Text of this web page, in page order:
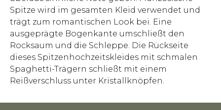
Spitze wird im gesamten Kleid verwendet und
trägt zum romantischen Look bei. Eine
ausgeprägte Bogenkante umschließt den
Rocksaum und die Schleppe. Die Rückseite
dieses Spitzenhochzeitskleides mit schmalen
Spaghetti-Trägern schließt mit einem
Reißverschluss unter Kristallknöpfen.